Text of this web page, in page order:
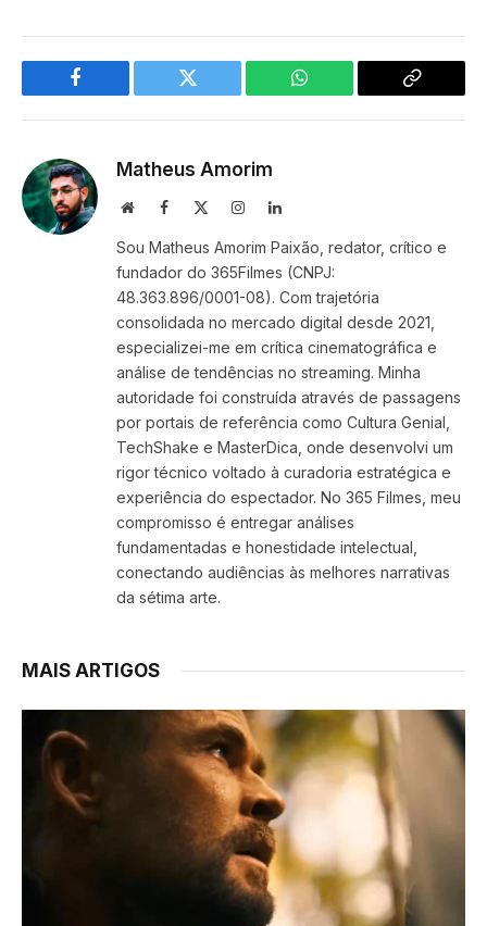
Facebook Twitter WhatsApp
Copy
Matheus Amorim
WebsiteFacebook InstagramLinkedIn
Sou Matheus Amorim Paixão, redator, crítico e
fundador do 365Filmes (CNPJ:
48.363.896/0001-08). Com trajetória
consolidada no mercado digital desde 2021,
especializei-me em crítica cinematográfica e
análise de tendências no streaming. Minha
autoridade foi construída através de passagens
por portais de referência como Cultura Genial,
TechShake e MasterDica, onde desenvolvi um
rigor técnico voltado à curadoria estratégica e
experiência do espectador. No 365 Filmes, meu
compromisso é entregar análises
fundamentadas e honestidade intelectual,
conectando audiências às melhores narrativas
da sétima arte.
MAIS ARTIGOS